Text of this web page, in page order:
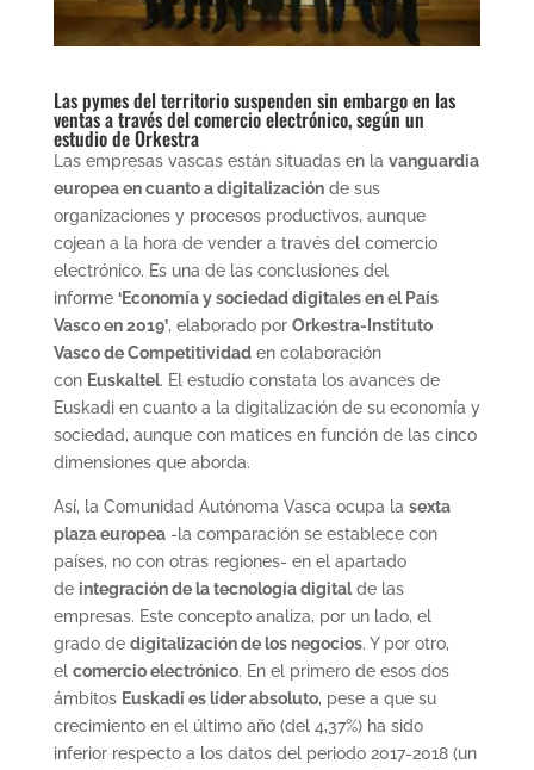
Las pymes del territorio suspenden sin embargo en las
ventas a través del comercio electrónico, según un
estudio de Orkestra
Las empresas vascas están situadas en la vanguardia
europea en cuanto a digitalizaciónde sus
organizaciones y procesos productivos, aunque
cojean a la hora de vender a través del comercio
electrónico. Es una de las conclusiones del
informe ‘Economía y sociedad digitales en el País
Vasco en 2019’, elaborado por Orkestra-Instituto
Vasco de Competitividaden colaboración
con Euskaltel. El estudio constata los avances de
Euskadi en cuanto a la digitalización de su economía y
sociedad, aunque con matices en función de las cinco
dimensiones que aborda.
Así, la Comunidad Autónoma Vasca ocupa la sexta
plaza europea-la comparación se establece con
países, no con otras regiones- en el apartado
de integración de la tecnología digitalde las
empresas. Este concepto analiza, por un lado, el
grado de digitalización de los negocios. Y por otro,
el comercio electrónico. En el primero de esos dos
ámbitos Euskadi es líder absoluto, pese a que su
crecimiento en el último año (del 4,37%) ha sido
inferior respecto a los datos del periodo 2017-2018 (un